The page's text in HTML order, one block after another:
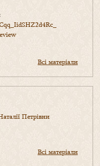
Всі матеріали
Петрівни
Всі матеріали